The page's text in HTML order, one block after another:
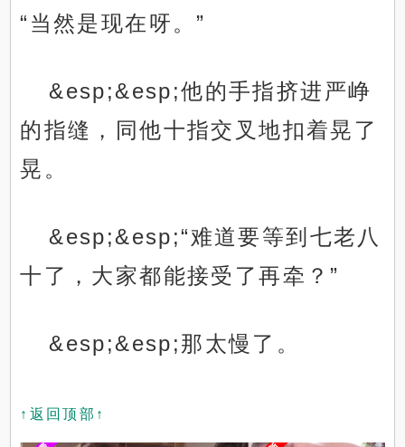
“当然是现在呀。”
&esp;&esp;他的手指挤进严峥
的指缝，同他十指交叉地扣着晃了
晃。
&esp;&esp;“难道要等到七老八
十了，大家都能接受了再牵？”
&esp;&esp;那太慢了。
↑返回顶部↑